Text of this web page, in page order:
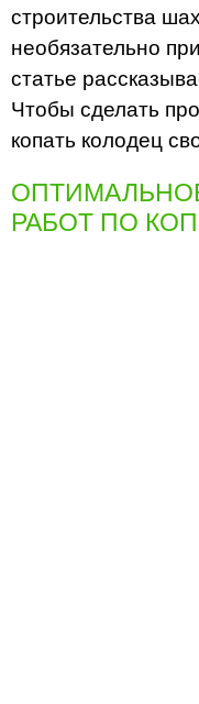
строительства
необязательно
статье
Чтобы сделать
копать колодец
РАБОТ ПО